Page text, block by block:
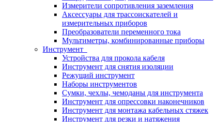
Измерители сопротивления заземления
Аксессуары для трассоискателей и
измерительных приборов
Преобразователи переменного тока
Мультиметры, комбинированные приборы
Инструмент
Устройства для прокола кабеля
Инструмент для снятия изоляции
Режущий инструмент
Наборы инструментов
Сумки, чехлы, чемоданы для инструмента
Инструмент для опрессовки наконечников
Инструмент для монтажа кабельных стяжек
Инструмент для резки и натяжения